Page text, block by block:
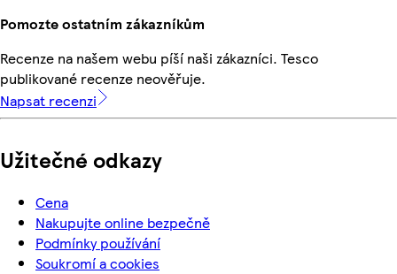
Pomozte ostatním zákazníkům
Recenze na našem webu píší naši zákazníci. Tesco
publikované recenze neověřuje.
Napsat recenzi
Užitečné odkazy
Cena
Nakupujte online bezpečně
Podmínky používání
Soukromí a cookies